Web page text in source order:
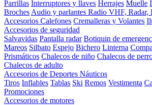
Parrillas Interruptores y llaves Herrajes Muelle
Broches Audio y parlantes Radio VHF, Radar,
Accesorios Calefones Cremalleras y Volantes
Accesorios de seguridad
Salvavidas Pantalla radar Botiquin de
Mareos Silbato Espejo Bichero Linterna
Prismáticos Chalecos de niño Chalecos de
Chalecos de adulto
Accesorios de Deportes Náuticos
Tiros Inflables Tablas Ski Remos Vestimenta
Promociones
Accesorios de motores